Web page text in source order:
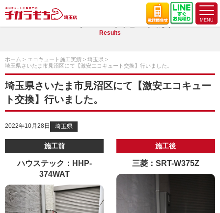
エコキュート施工実績
Results
ホーム エコキュート施工実績
埼玉県
埼玉県さいたま市見沼区にて【激安エコキュート交換】行いました。
埼玉県さいたま市見沼区にて【激安エコキュー
ト交換】行いました。
2022年10月28日 埼玉県
施工前
ハウステック：HHP-
374WAT
施工後
三菱：SRT-W375Z